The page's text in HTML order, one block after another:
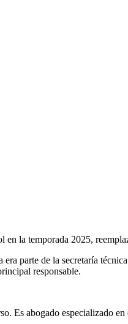
la temporada 2025,
parte de la secretaría
responsable.
Es abogado especializado